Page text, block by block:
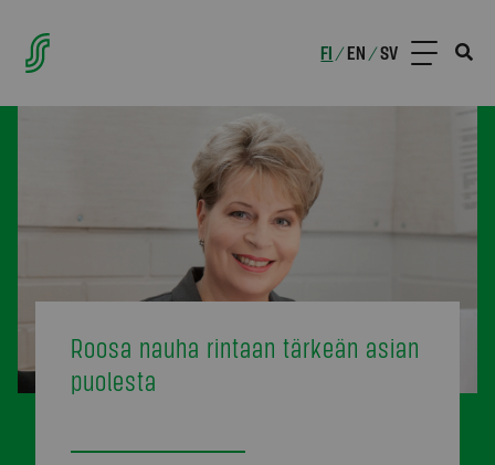
FI /EN /SV
Roosa nauha rintaan tärkeän asian
puolesta